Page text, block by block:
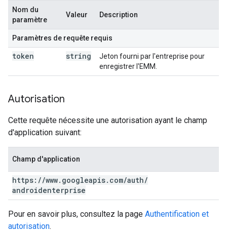
Nom du
paramètre
Valeur Description
Paramètres de requête requis
token string
Jeton fourni par l'entreprise pour
enregistrer l'EMM.
Autorisation
Cette requête nécessite une autorisation ayant le champ
d'application suivant:
Champ d'application
https: //www. googleapis. com/auth/
androidenterprise
Pour en savoir plus, consultez la page Authentification et
autorisation.